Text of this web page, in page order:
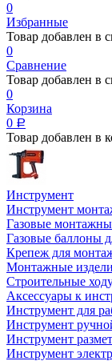
0
Избранные
Товар добавлен в
0
Сравнение
Товар добавлен в
0
Корзина
0 Р
Товар добавлен в
Инструмент
Инструмент
Газовые
Газовые баллоны
Крепеж для
Монтажные
Строительные
Аксессуары к
Инструмент для
Инструмент
Инструмент
Инструмент